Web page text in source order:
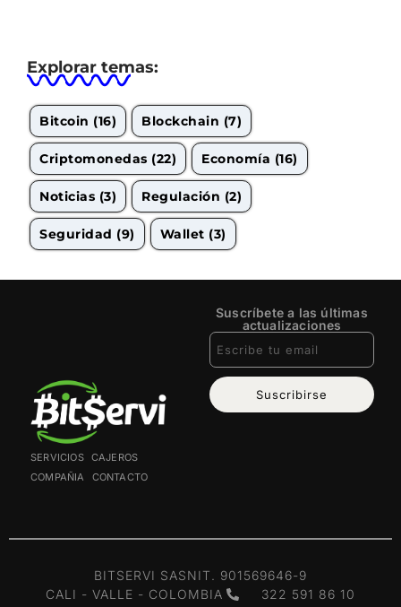
Explorar temas:
Bitcoin (16) Blockchain (7)
Criptomonedas (22) Economía (16)
Noticias (3) Regulación (2)
Seguridad (9) Wallet (3)
SERVICIOS CAJEROS
COMPAÑIA
CONTACTO
Suscríbete a las últimas
actualizaciones
Suscribirse
BITSERVI SASNIT. 901569646-9
CALI - VALLE - COLOMBIA
322 591 86 10